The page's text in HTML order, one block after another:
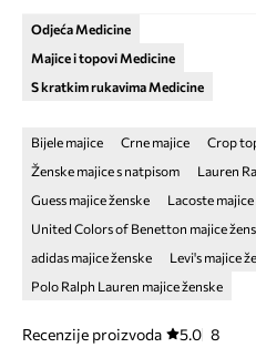
Odjeća Medicine
Majice i topovi Medicine
S kratkim rukavima Medicine
Bijele majice Crne majice Crop
Ženske majice s natpisom
Lauren
Guess majice ženske
Lacoste
United Colors of Benetton majice
adidas majice ženske
Levi's majice
Polo Ralph Lauren majice ženske
Recenzije proizvoda 5.0 8